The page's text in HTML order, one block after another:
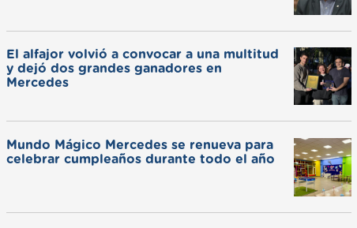
El alfajor volvió a convocar a una multitud
y dejó dos grandes ganadores en
Mercedes
Mundo Mágico Mercedes se renueva para
celebrar cumpleaños durante todo el año